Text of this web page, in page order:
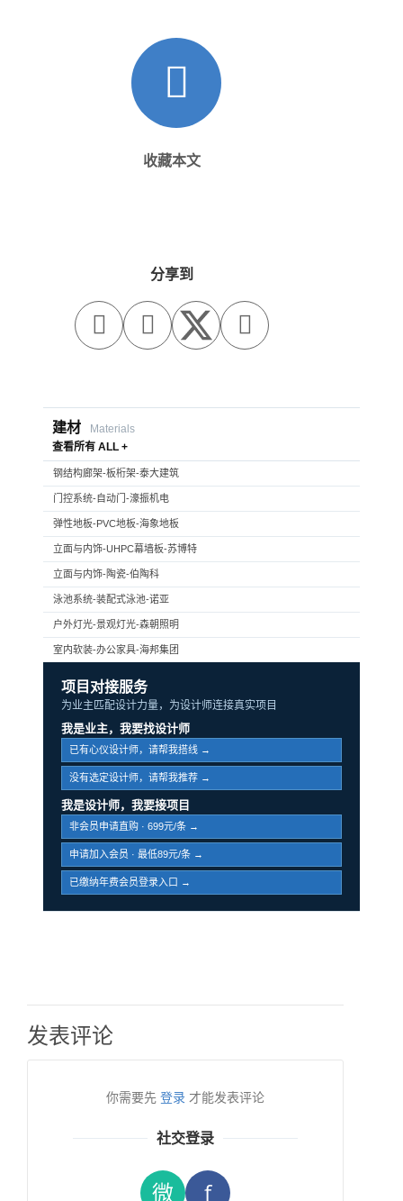
收藏本文
分享到
  
建材
Materials
查看所有 ALL +
钢结构廊架-板桁架-泰大建筑
门控系统-自动门-濠振机电
弹性地板-PVC地板-海象地板
立面与内饰-UHPC幕墙板-苏博特
立面与内饰-陶瓷-伯陶科
泳池系统-装配式泳池-诺亚
户外灯光-景观灯光-森朝照明
室内软装-办公家具-海邦集团
项目对接服务
为业主匹配设计力量，为设计师连接真实项目
我是业主，我要找设计师
已有心仪设计师，请帮我搭线 →
没有选定设计师，请帮我推荐 →
我是设计师，我要接项目
非会员申请直购 · 699元/条 →
申请加入会员 · 最低89元/条 →
已缴纳年费会员登录入口 →
发表评论
你需要先 登录 才能发表评论
社交登录
微 f